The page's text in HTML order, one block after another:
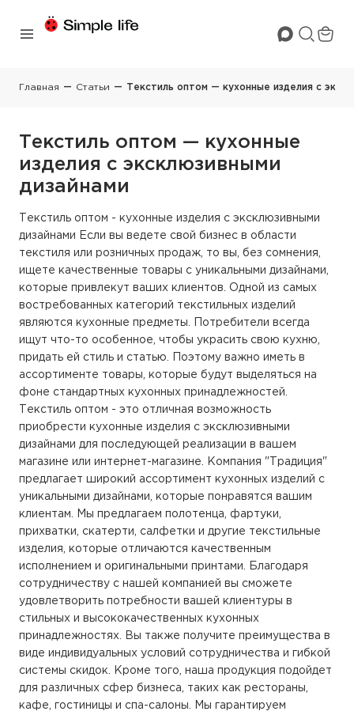
Главная Статьи Текстиль оптом — кухонные изделия с
Текстиль оптом — кухонные
изделия с эксклюзивными
дизайнами
Текстиль оптом - кухонные изделия с эксклюзивными
дизайнами Если вы ведете свой бизнес в области
текстиля или розничных продаж, то вы, без сомнения,
ищете качественные товары с уникальными дизайнами,
которые привлекут ваших клиентов. Одной из самых
востребованных категорий текстильных изделий
являются кухонные предметы. Потребители всегда
ищут что-то особенное, чтобы украсить свою кухню,
придать ей стиль и статью. Поэтому важно иметь в
ассортименте товары, которые будут выделяться на
фоне стандартных кухонных принадлежностей.
Текстиль оптом - это отличная возможность
приобрести кухонные изделия с эксклюзивными
дизайнами для последующей реализации в вашем
магазине или интернет-магазине. Компания "Традиция"
предлагает широкий ассортимент кухонных изделий с
уникальными дизайнами, которые понравятся вашим
клиентам. Мы предлагаем полотенца, фартуки,
прихватки, скатерти, салфетки и другие текстильные
изделия, которые отличаются качественным
исполнением и оригинальными принтами. Благодаря
сотрудничеству с нашей компанией вы сможете
удовлетворить потребности вашей клиентуры в
стильных и высококачественных кухонных
принадлежностях. Вы также получите преимущества в
виде индивидуальных условий сотрудничества и гибкой
системы скидок. Кроме того, наша продукция подойдет
для различных сфер бизнеса, таких как рестораны,
кафе, гостиницы и спа-салоны. Мы гарантируем